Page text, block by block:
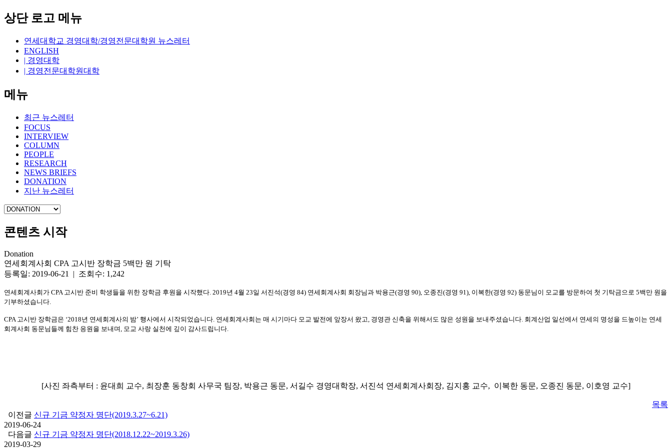
상단 로고 메뉴
연세대학교 경영대학/경영전문대학원 뉴스레터
ENGLISH
| 경영대학
| 경영전문대학원대학
메뉴
최근 뉴스레터
FOCUS
INTERVIEW
COLUMN
PEOPLE
RESEARCH
NEWS BRIEFS
DONATION
지난 뉴스레터
콘텐츠 시작
Donation
연세회계사회 CPA 고시반 장학금 5백만 원 기탁
등록일: 2019-06-21 | 조회수: 1,242
연세회계사회가 CPA고시반 준비 학생들을 위한 장학금 후원을 시작했다. 2019년 4월 23일 서진석(경영 84) 연세회계사회 회장님과 박용근(경영 90), 오종진(경영 91), 이복한(경영 92) 동문님이 모교를 방문하여 첫 기탁금으로 5백만 원을
기부하셨습니다.
CPA 고시반 장학금은 ‘2018년 연세회계사의 밤’ 행사에서 시작되었습니다. 연세회계사회는 매 시기마다 모교 발전에 앞장서 왔고, 경영관 신축을 위해서도 많은 성원을 보내주셨습니다. 회계산업 일선에서 연세의 명성을 드높이는 연세
회계사회 동문님들께 힘찬 응원을 보내며, 모교 사랑 실천에 깊이 감사드립니다.
[사진 좌측부터 : 윤대희 교수, 최장훈 동창회 사무국 팀장, 박용근 동문, 서길수 경영대학장, 서진석 연세회계사회장, 김지홍 교수, 이복한 동문, 오종진 동문, 이호영 교수]
목록
이전글 신규 기금 약정자 명단(2019.3.27~6.21)
2019-06-24
다음글 신규 기금 약정자 명단(2018.12.22~2019.3.26)
2019-03-29